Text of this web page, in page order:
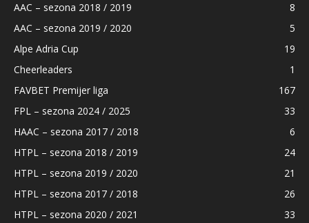
AAC – sezona 2018 / 2019
8
AAC – sezona 2019 / 2020
5
Alpe Adria Cup
19
Cheerleaders
1
FAVBET Premijer liga
167
FPL – sezona 2024 / 2025
33
HAAC – sezona 2017 / 2018
6
HTPL – sezona 2018 / 2019
24
HTPL – sezona 2019 / 2020
21
HTPL – sezona 2017 / 2018
26
HTPL – sezona 2020 / 2021
33